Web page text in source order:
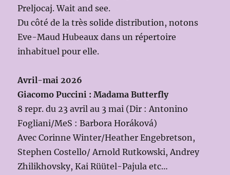
Preljocaj. Wait and see.
Du côté de la très solide distribution, notons
Eve-Maud Hubeaux dans un répertoire
inhabituel pour elle.
Avril-mai 2026
Giacomo Puccini : Madama Butterfly
8 repr. du 23 avril au 3 mai (Dir : Antonino
Fogliani/MeS : Barbora Horáková)
Avec Corinne Winter/Heather Engebretson,
Stephen Costello/ Arnold Rutkowski, Andrey
Zhilikhovsky, Kai Rüütel-Pajula etc…